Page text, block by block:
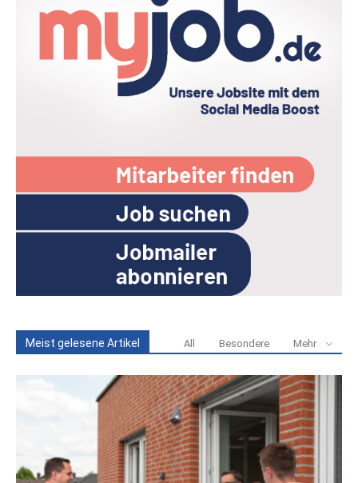
Meist gelesene Artikel All Besondere Mehr